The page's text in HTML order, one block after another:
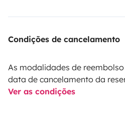
Condições de cancelamento
As modalidades de
data de cancelamento da
Ver as condições